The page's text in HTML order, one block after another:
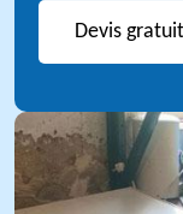
Devis gratuit